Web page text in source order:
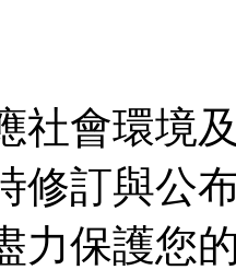
社會環境
修訂與公
力保護您